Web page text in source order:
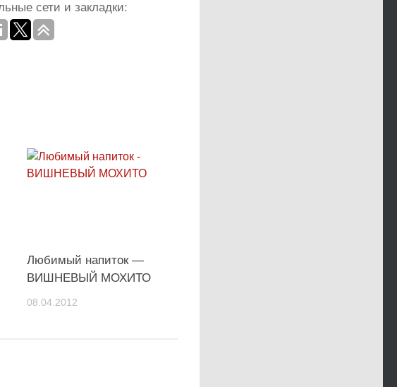
сети и закладки:
Любимый напиток —
ВИШНЕВЫЙ МОХИТО
08.04.2012